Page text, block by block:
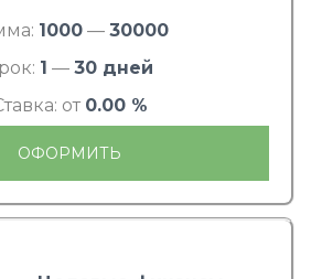
1000 — 30000
1 — 30 дней
от 0.00 %
ОФОРМИТЬ